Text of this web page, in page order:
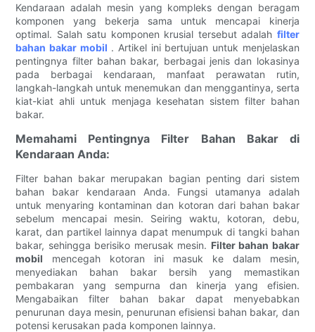
Kendaraan adalah mesin yang kompleks dengan beragam
komponen yang bekerja sama untuk mencapai kinerja
optimal. Salah satu komponen krusial tersebut adalah filter
bahan bakar mobil . Artikel ini bertujuan untuk menjelaskan
pentingnya filter bahan bakar, berbagai jenis dan lokasinya
pada berbagai kendaraan, manfaat perawatan rutin,
langkah-langkah untuk menemukan dan menggantinya, serta
kiat-kiat ahli untuk menjaga kesehatan sistem filter bahan
bakar.
Memahami Pentingnya Filter Bahan Bakar di
Kendaraan Anda:
Filter bahan bakar merupakan bagian penting dari sistem
bahan bakar kendaraan Anda. Fungsi utamanya adalah
untuk menyaring kontaminan dan kotoran dari bahan bakar
sebelum mencapai mesin. Seiring waktu, kotoran, debu,
karat, dan partikel lainnya dapat menumpuk di tangki bahan
bakar, sehingga berisiko merusak mesin. Filter bahan bakar
mobil mencegah kotoran ini masuk ke dalam mesin,
menyediakan bahan bakar bersih yang memastikan
pembakaran yang sempurna dan kinerja yang efisien.
Mengabaikan filter bahan bakar dapat menyebabkan
penurunan daya mesin, penurunan efisiensi bahan bakar, dan
potensi kerusakan pada komponen lainnya.